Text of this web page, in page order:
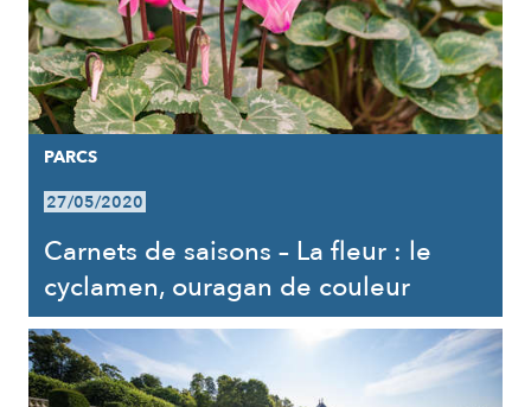
PARCS
27/05/2020
Carnets de saisons – La fleur : le
cyclamen, ouragan de couleur